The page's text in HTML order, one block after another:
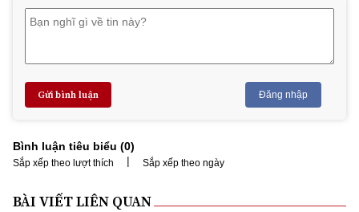
Gửi bình luận Đăng nhập
Bình luận tiêu biểu (0)
Sắp xếp theo lượt thích | Sắp xếp theo ngày
BÀI VIẾT LIÊN QUAN